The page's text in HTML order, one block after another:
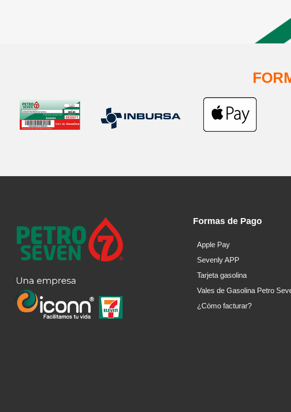
Formas de Pago
Apple Pay
Sevenly APP
Tarjeta gasolina
Vales de Gasolina Petro
¿Cómo facturar?